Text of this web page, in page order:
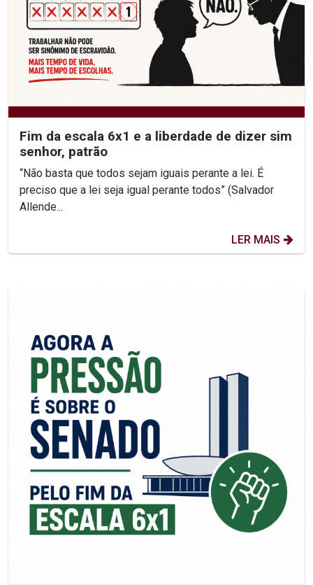
Fim da escala 6x1 e a liberdade de dizer sim
senhor, patrão
“Não basta que todos sejam iguais perante a lei. É
preciso que a lei seja igual perante todos” (Salvador
Allende...
LER MAIS